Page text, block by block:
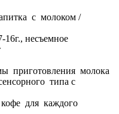
с молоком /
16г., несъемное
приготовления молока
типа с
для каждого